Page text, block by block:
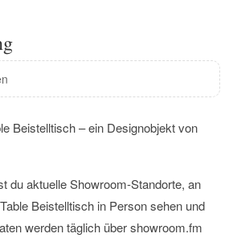
Beistelltisch – ein Designobjekt von
du aktuelle Showroom-Standorte, an
Beistelltisch in Person sehen und
werden täglich über showroom.fm